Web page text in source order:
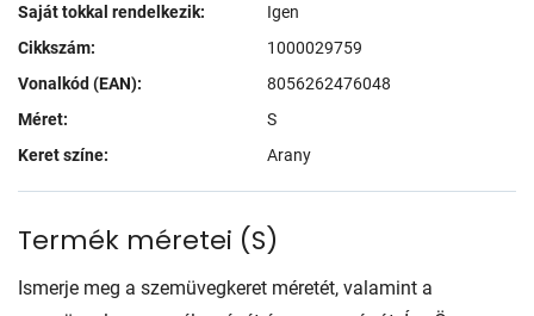
Saját tokkal rendelkezik:
Igen
Cikkszám:
1000029759
Vonalkód (EAN):
8056262476048
Méret:
S
Keret színe:
Arany
Termék méretei (S)
Ismerje meg a szemüvegkeret méretét, valamint a